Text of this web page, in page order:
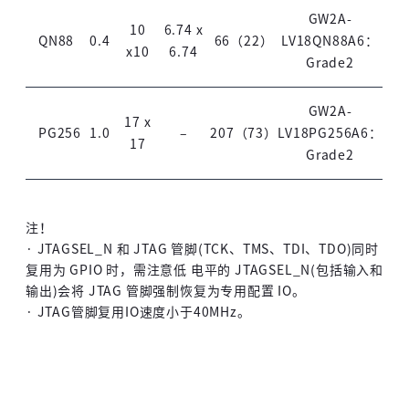
QN88 0.4
10
x10
6.74 x
6.74
66（22）
GW2A-
LV18QN88A6：
Grade2
PG256 1.0
17 x
17
– 207（73）
GW2A-
LV18PG256A6：
Grade2
注！
· JTAGSEL_N 和 JTAG 管脚(TCK、TMS、TDI、TDO)同时
复用为 GPIO 时，需注意低 电平的 JTAGSEL_N(包括输入和
输出)会将 JTAG 管脚强制恢复为专用配置 IO。
· JTAG管脚复用IO速度小于40MHz。